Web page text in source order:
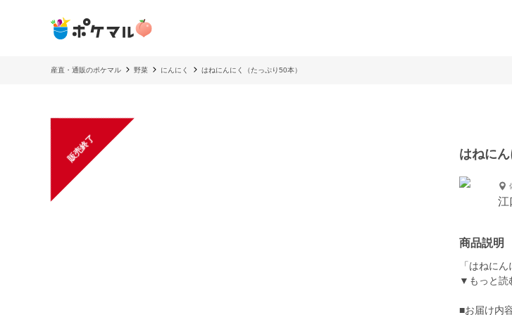
産直・通販のポケマル 野菜 にんにく はねにんにく（たっぷり50本）
販売終了 はねにん
江
商品説明
「はねに
▼もっと読
■お届け内